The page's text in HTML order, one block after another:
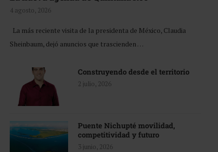
4 agosto, 2026
La más reciente visita de la presidenta de México, Claudia
Sheinbaum, dejó anuncios que trascienden …
Construyendo desde el territorio
2 julio, 2026
Puente Nichupté movilidad,
competitividad y futuro
3 junio, 2026